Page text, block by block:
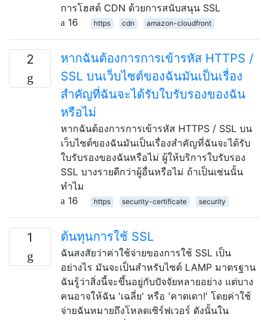
การโฮสต์ CDN ด้วยการสนับสนุน SSL
16
https cdn amazon-cloudfront
2
หากฉันต้องการการเข้ารหัส HTTPS /
SSL บนเว็บไซต์ของฉันมันเป็นเรื่อง
สำคัญที่ฉันจะได้รับใบรับรองของฉัน
หรือไม่
หากฉันต้องการการเข้ารหัส HTTPS / SSL บน
เว็บไซต์ของฉันมันเป็นเรื่องสำคัญที่ฉันจะได้รับ
ใบรับรองของฉันหรือไม่ ผู้ให้บริการใบรับรอง
SSL บางรายดีกว่าผู้อื่นหรือไม่ ถ้าเป็นเช่นนั้น
ทำไม
16
https security-certificate security
1 ต้นทุนการใช้ SSL
ฉันสงสัยว่าค่าใช้จ่ายของการใช้ SSL เป็น
อย่างไร มันจะเป็นสำหรับไซต์ LAMP มาตรฐาน
ฉันรู้ว่าสิ่งนี้จะขึ้นอยู่กับปัจจัยหลายอย่าง แต่บาง
คนอาจให้ฉัน 'เฉลี่ย' หรือ 'คาดเดา!' โดยค่าใช้
จ่ายฉันหมายถึงโหลดเซิร์ฟเวอร์ ดังนั้นใน